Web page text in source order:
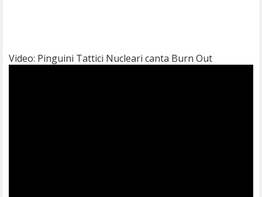
Video: Pinguini Tattici Nucleari canta Burn Out